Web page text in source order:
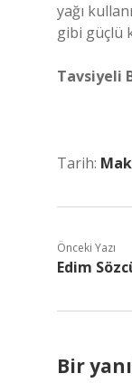
yağı
gibi güçlü
Tavsiyeli
Tarih:
Önceki Yazı
Edim
Bir